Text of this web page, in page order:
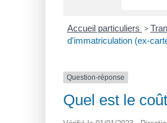
Accueil particuliers >
d'immatriculation (ex-
Question-réponse
Quel est le